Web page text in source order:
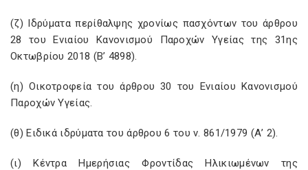
(ζ) Ιδρύματα περίθαλψης χρονίως πασχόντων του άρθρου
28 του Ενιαίου Κανονισμού Παροχών Υγείας της 31ης
Οκτωβρίου 2018 (Β’ 4898).
(η) Οικοτροφεία του άρθρου 30 του Ενιαίου Κανονισμού
Παροχών Υγείας.
(θ) Ειδικά ιδρύματα του άρθρου 6 του ν. 861/1979 (Α’ 2).
(ι) Κέντρα Ημερήσιας Φροντίδας Ηλικιωμένων της